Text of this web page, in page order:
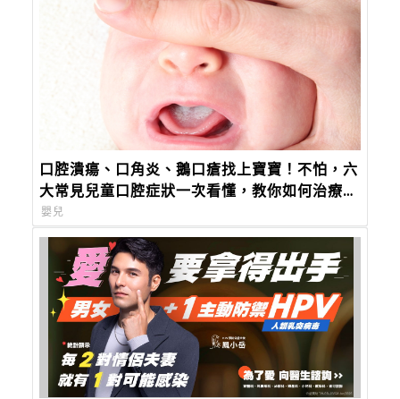
口腔潰瘍、口角炎、鵝口瘡找上寶寶！不怕，六
大常見兒童口腔症狀一次看懂，教你如何治療及
照護！
嬰兒